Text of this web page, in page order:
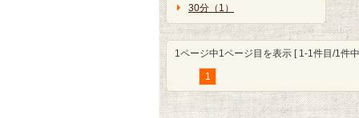
30分（1）
1ページ中1ページ目を表示 [ 1-1件目/1件
1